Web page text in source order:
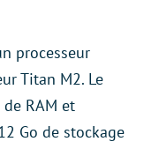
processeur
Titan M2. Le
RAM et
Go de stockage